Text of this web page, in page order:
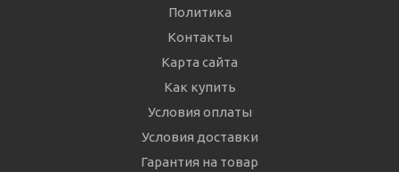
Политика
Контакты
Карта сайта
Как купить
Условия оплаты
Условия доставки
Гарантия на товар